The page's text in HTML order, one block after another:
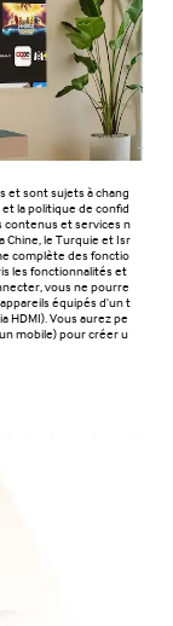
et sont sujets à chang
la politique de confid
contenus et services n
Chine, le Turquie et Isr
complète des fonctio
les fonctionnalités et
vous ne pourre
équipés d'un t
HDMI). Vous aurez pe
mobile) pour créer u